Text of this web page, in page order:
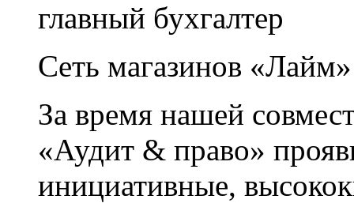
главный бухгалтер
Сеть магазинов «Лайм»
За время нашей
«Аудит & право»
инициативные,